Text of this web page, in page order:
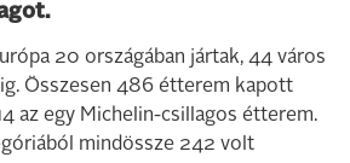
20 országában jártak, 44 város
Összesen 486 étterem kapott
az egy Michelin-csillagos étterem.
mindössze 242 volt